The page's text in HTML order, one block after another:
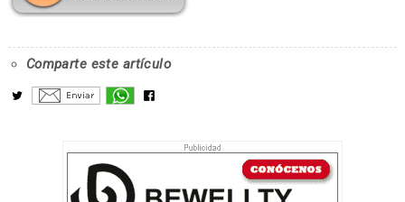
Comparte este artículo